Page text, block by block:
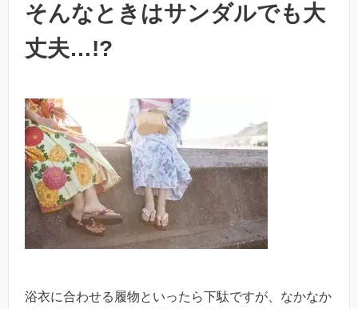
そんなときはサンダルでも大
丈夫…!?
浴衣に合わせる履物といったら下駄ですが、なかなか